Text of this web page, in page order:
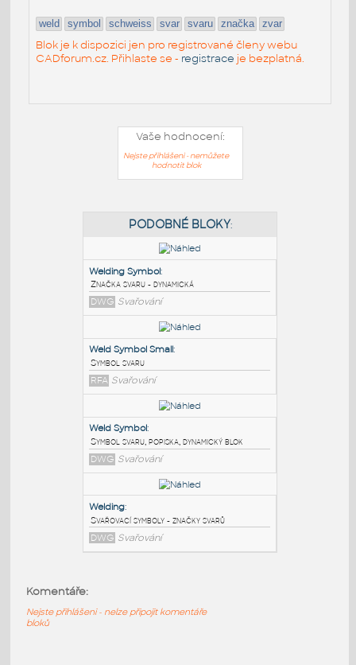
weld symbol schweiss svar svaru značka zvar
Blok je k dispozici jen pro registrované členy webu
CADforum.cz. Přihlaste se - registrace je bezplatná.
Vaše hodnocení:
Nejste přihlášeni - nemůžete
hodnotit blok
PODOBNÉ BLOKY
Welding Symbol:
Značka svaru - dynamická
DWG Svařování
Weld Symbol Small
Symbol svaru
RFA Svařování
DWG Svařování
Komentáře:
Nejste přihlášeni - nelze připojit komentáře
bloků